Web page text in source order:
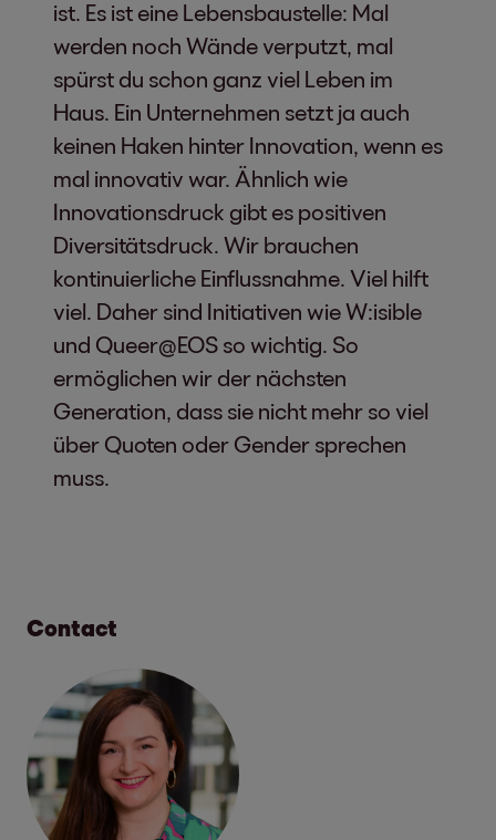
ist. Es ist eine Lebensbaustelle: Mal
werden noch Wände verputzt, mal
spürst du schon ganz viel Leben im
Haus. Ein Unternehmen setzt ja auch
keinen Haken hinter Innovation, wenn es
mal innovativ war. Ähnlich wie
Innovationsdruck gibt es positiven
Diversitätsdruck. Wir brauchen
kontinuierliche Einflussnahme. Viel hilft
viel. Daher sind Initiativen wie W:isible
und Queer@EOS so wichtig. So
ermöglichen wir der nächsten
Generation, dass sie nicht mehr so viel
über Quoten oder Gender sprechen
muss.
Contact